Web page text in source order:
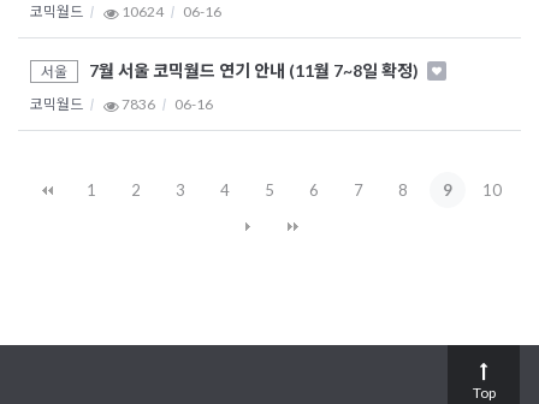
코믹월드 10624 06-16
서울 7월 서울 코믹월드 연기 안내 (11월 7~8일 확정)
코믹월드 7836 06-16
1 2 3 4 5 6 7 8 9 10
Top